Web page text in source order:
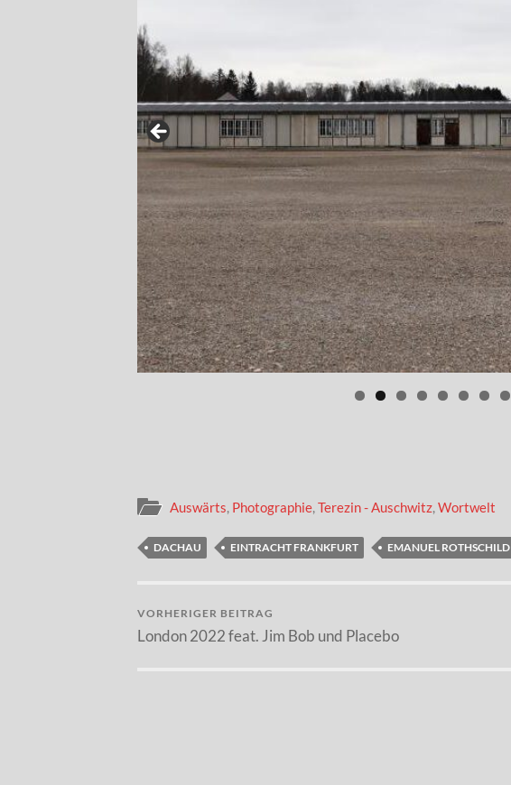
Auswärts Photographie Terezin - Auschwitz Wortwelt
DACHAU EINTRACHT FRANKFURT EMANUEL ROTHSCHILD
VORHERIGER BEITRAG
London 2022 feat. Jim Bob und Placebo